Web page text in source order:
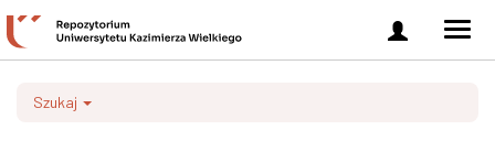
Zaloguj
się
Szukaj